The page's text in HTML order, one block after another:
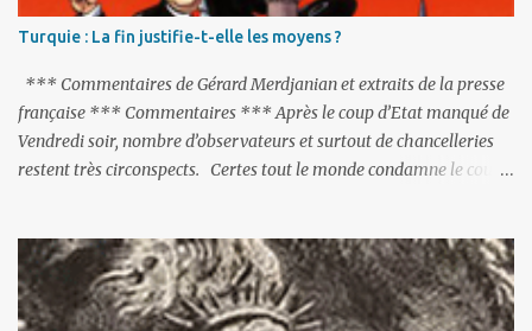
Turquie : La fin justifie-t-elle les moyens ?
*** Commentaires de Gérard Merdjanian et extraits de la presse
française *** Commentaires *** Après le coup d’Etat manqué de
Vendredi soir, nombre d’observateurs et surtout de chancelleries
restent très circonspects. Certes tout le monde condamne le coup
actions menées par le président Erdoğan, et pour certains sur la
réalisation du putsch lui-même.